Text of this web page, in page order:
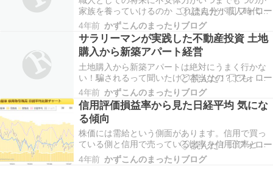
家族を養っていけるのか これは自分が職人時代に
感じていた「不安や心配事」そのものです。 今は
転職してデスクワーク中心の仕事。収入もアップ
したので昔のような不安は無くなりました。 この
記事では元高卒職人の私が「職人としての将来」
に不安を…
4年前 かずこんのまったりブログ
サラリーマンが実践した不動産投資 土地
購入から新築アパート経営
土地購入から新築アパートは絶対にうまく行かな
い！騙されるって聞いたけど本当なの？でも、建
ててる人はいるし、もしやるならどこに注意すべ
きか知りたい！ こんなお悩みを解決します。 本記
事の内容 新築アパート利回り公開 注意したことを
具体的事例で紹介 身に着けるべき知識・スキル 本
記…
4年前 かずこんのまったりブログ
信用評価損益率から見た日経平均 気にな
る傾向
株価には需給という側面があります。信用で買っ
ている側と信用で売っている比率を信用倍率と呼
びますが、信用買いが多い状況が続くと将来的な
売りが多くなるため上値が重くなります。そんな
4年前 かずこんのまったりブログ